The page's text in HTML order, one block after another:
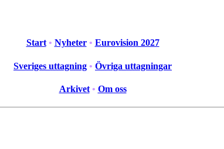
Start • Nyheter • Eurovision 2027
Sveriges uttagning • Övriga uttagningar
Arkivet • Om oss